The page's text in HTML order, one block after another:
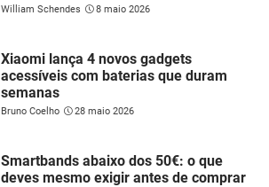
William Schendes 8 maio 2026
Xiaomi lança 4 novos gadgets
acessíveis com baterias que duram
semanas
Bruno Coelho 28 maio 2026
Smartbands abaixo dos 50€: o que
deves mesmo exigir antes de comprar